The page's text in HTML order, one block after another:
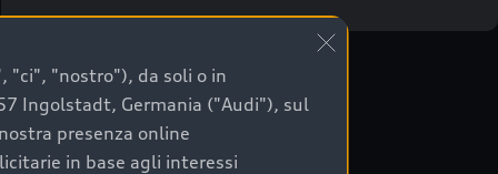
"ci", "nostro"), da soli o in
Ingolstadt, Germania ("Audi"), sul
presenza online
in base agli interessi